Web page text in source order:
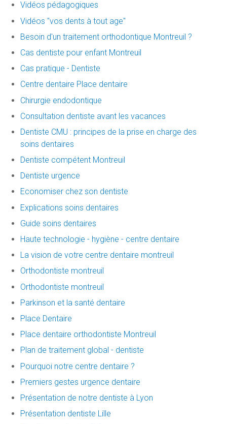
Vidéos pédagogiques
Vidéos "vos dents à tout age"
Besoin d'un traitement orthodontique Montreuil ?
Cas dentiste pour enfant Montreuil
Cas pratique - Dentiste
Centre dentaire Place dentaire
Chirurgie endodontique
Consultation dentiste avant les vacances
Dentiste CMU : principes de la prise en charge des
soins dentaires
Dentiste compétent Montreuil
Dentiste urgence
Economiser chez son dentiste
Explications soins dentaires
Guide soins dentaires
Haute technologie - hygiène - centre dentaire
La vision de votre centre dentaire montreuil
Orthodontiste montreuil
Orthodontiste montreuil
Parkinson et la santé dentaire
Place Dentaire
Place dentaire orthodontiste Montreuil
Plan de traitement global - dentiste
Pourquoi notre centre dentaire ?
Premiers gestes urgence dentaire
Présentation de notre dentiste à Lyon
Présentation dentiste Lille